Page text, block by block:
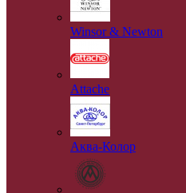
Winsor & Newton
Аttache
Аква-Колор